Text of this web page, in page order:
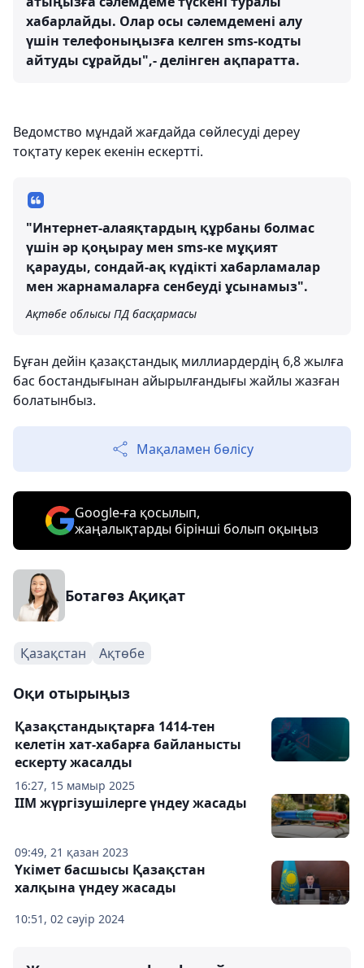
хабарлайды. Олар осы сәлемдемені алу
үшін телефоныңызға келген sms-кодты
айтуды сұрайды",- делінген ақпаратта.
Ведомство мұндай жағдайда сөйлесуді дереу
тоқтату керек екенін ескертті.
"Интернет-алаяқтардың құрбаны болмас
үшін әр қоңырау мен sms-ке мұқият
қарауды, сондай-ақ күдікті хабарламалар
мен жарнамаларға сенбеуді ұсынамыз".
Ақтөбе облысы ПД басқармасы
Бұған дейін қазақстандық миллиардердің 6,8 жылға
бас бостандығынан айырылғандығы жайлы жазған
болатынбыз.
Мақаламен бөлісу
Google-ға қосылып,
жаңалықтарды бірінші болып оқыңыз
Ботагөз Ақиқат
Қазақстан Ақтөбе
Оқи отырыңыз
16:27, 15 мамыр 2025
Қазақстандықтарға 1414-тен
келетін хат-хабарға байланысты
ескерту жасалды
09:49, 21 қазан 2023
ІІМ жүргізушілерге үндеу жасады
10:51, 02 сәуір 2024
Үкімет басшысы Қазақстан
халқына үндеу жасады